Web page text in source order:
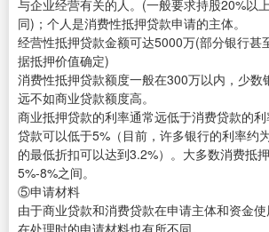
与企业经营有关的人。(一般要求持股20%以
同)；个人是消费性抵押贷款申请的主体。
经营性抵押贷款金额可达5000万(部分银行甚
据抵押价值确定)
消费性抵押贷款额度一般在300万以内，少数
远不如商业贷款额度高。
商业抵押贷款的利率通常远低于消费贷款的
贷款可以低于5%（目前，许多银行的利率约
的最低折扣可以达到3.2%）。大多数消费抵
5%-8%之间。
⑤申请材料
由于商业贷款和消费贷款在申请主体和资金